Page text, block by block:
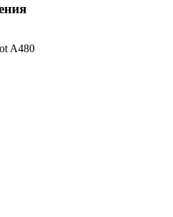
A480